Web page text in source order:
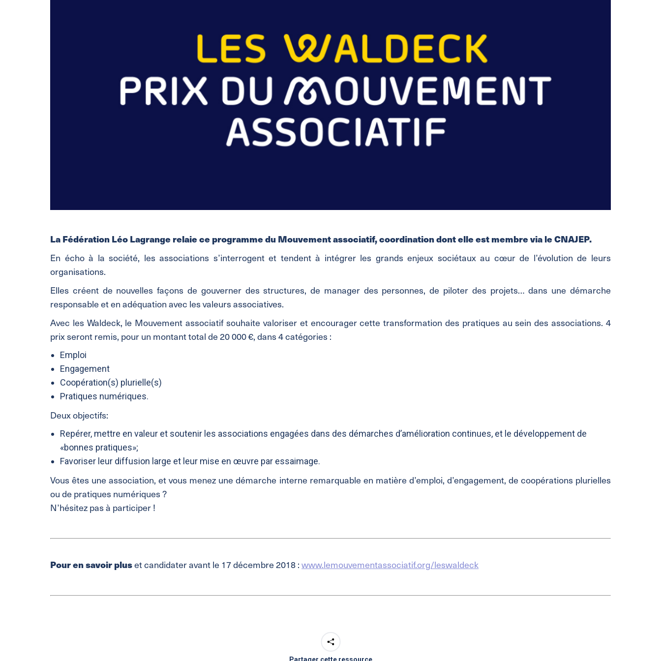
La Fédération Léo Lagrange relaie ce programme du Mouvement associatif, coordination dont elle est membre via le CNAJEP.
En écho à la société, les associations s’interrogent et tendent à intégrer les grands enjeux sociétaux au cœur de l’évolution de leurs
organisations.
Elles créent de nouvelles façons de gouverner des structures, de manager des personnes, de piloter des projets… dans une démarche
responsable et en adéquation avec les valeurs associatives.
Avec les Waldeck, le Mouvement associatif souhaite valoriser et encourager cette transformation des pratiques au sein des associations. 4
prix seront remis, pour un montant total de 20 000 €, dans 4 catégories :
Emploi
Engagement
Coopération(s) plurielle(s)
Pratiques numériques.
Deux objectifs:
Repérer, mettre en valeur et soutenir les associations engagées dans des démarches d’amélioration continues, et le développement de
«bonnes pratiques»;
Favoriser leur diffusion large et leur mise en œuvre par essaimage.
Vous êtes une association, et vous menez une démarche interne remarquable en matière d’emploi, d’engagement, de coopérations plurielles
ou de pratiques numériques ?
N’hésitez pas à participer !
Pour en savoir pluset candidater avant le 17 décembre 2018 : www.lemouvementassociatif.org/leswaldeck